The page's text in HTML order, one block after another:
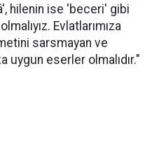
hilenin ise 'beceri' gibi
Evlatlarımıza
sarsmayan ve
eserler olmalıdır."